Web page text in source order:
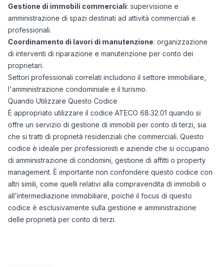
Gestione di immobili commerciali: supervisione e
amministrazione di spazi destinati ad attività commerciali e
professionali.
Coordinamento di lavori di manutenzione: organizzazione
di interventi di riparazione e manutenzione per conto dei
proprietari.
Settori professionali correlati includono il settore immobiliare,
l'amministrazione condominiale e il turismo.
Quando Utilizzare Questo Codice
È appropriato utilizzare il codice ATECO 68.32.01 quando si
offre un servizio di gestione di immobili per conto di terzi, sia
che si tratti di proprietà residenziali che commerciali. Questo
codice è ideale per professionisti e aziende che si occupano
di amministrazione di condomini, gestione di affitti o property
management. È importante non confondere questo codice con
altri simili, come quelli relativi alla compravendita di immobili o
all’intermediazione immobiliare, poiché il focus di questo
codice è esclusivamente sulla gestione e amministrazione
delle proprietà per conto di terzi.